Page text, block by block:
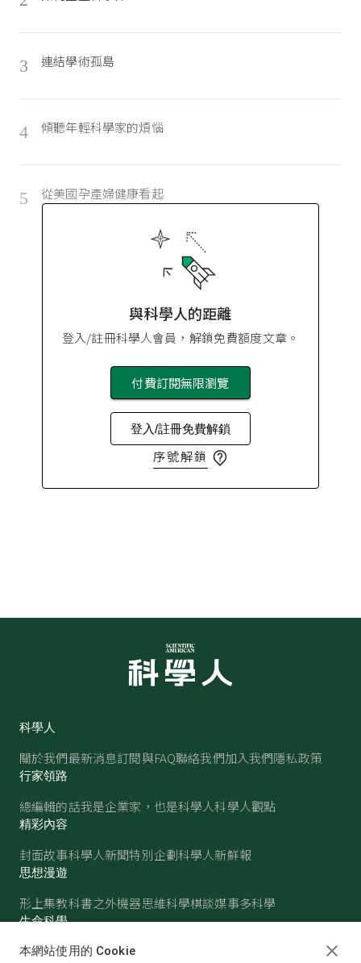
3 連結學術孤島
4 傾聽年輕科學家的煩惱
5 從美國孕產婦健康看起
與科學人的距離
登入/註冊科學人會員，解鎖免費額度文章。
付費訂閱無限瀏覽
登入/註冊免費解鎖
序號解鎖
科學人
關於我們最新消息訂閱與FAQ聯絡我們加入我們隱私政策
行家領路
總編輯的話我是企業家，也是科學人科學人觀點
精彩內容
封面故事科學人新聞特別企劃科學人新鮮報
思想漫遊
形上集教科書之外機器思維科學棋談媒事多科學
生命科學
醫學古生物心理學生態學
本網站使用的 Cookie